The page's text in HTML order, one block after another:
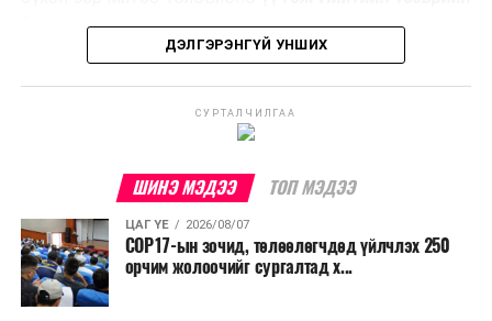
улсад өргөн ашиглаж байна.
бодлогын газраас мэдээллээ.
ДЭЛГЭРЭНГҮЙ УНШИХ
СУРТАЛЧИЛГАА
ШИНЭ МЭДЭЭ ТОП МЭДЭЭ
ЦАГ ҮЕ 2026/08/07
COP17-ын зочид, төлөөлөгчдөд үйлчлэх 250
орчим жолоочийг сургалтад х...